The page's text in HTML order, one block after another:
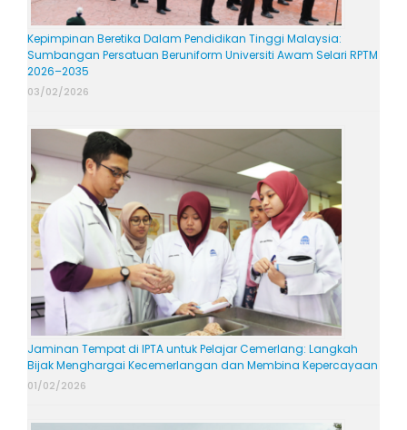
Kepimpinan Beretika Dalam Pendidikan Tinggi Malaysia:
Sumbangan Persatuan Beruniform Universiti Awam Selari RPTM
2026–2035
03/02/2026
Jaminan Tempat di IPTA untuk Pelajar Cemerlang: Langkah
Bijak Menghargai Kecemerlangan dan Membina Kepercayaan
01/02/2026